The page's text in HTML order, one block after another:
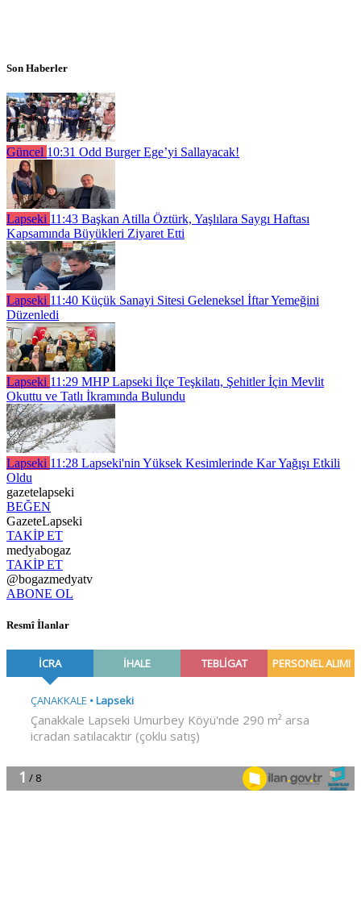
Son Haberler
Güncel 10:31 Odd Burger Ege’yi Sallayacak!
Lapseki 11:43 Başkan Atilla Öztürk, Yaşlılara Saygı Haftası
Kapsamında Büyükleri Ziyaret Etti
Lapseki 11:40 Küçük Sanayi Sitesi Geleneksel İftar Yemeğini
Düzenledi
Lapseki 11:29 MHP Lapseki İlçe Teşkilatı, Şehitler İçin Mevlit
Okuttu ve Tatlı İkramında Bulundu
Lapseki 11:28 Lapseki'nin Yüksek Kesimlerinde Kar Yağışı Etkili
Oldu
gazetelapseki
BEĞEN
GazeteLapseki
TAKİP ET
medyabogaz
TAKİP ET
@bogazmedyatv
ABONE OL
Resmî İlanlar